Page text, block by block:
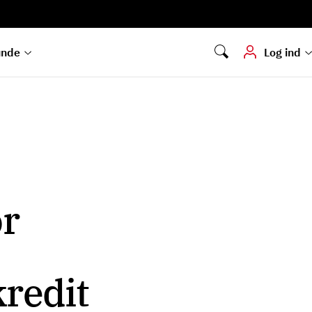
Log ind
Hvis du skal
dokumenter digitalt